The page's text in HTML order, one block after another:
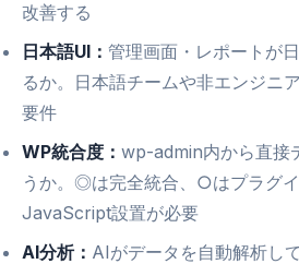
改善する
日本語UI： 管理画面・レポートが
るか。日本語チームや非エンジニ
要件
WP統合度： wp-admin内から直接
うか。◎は完全統合、○はプラグ
JavaScript設置が必要
AI分析： AIがデータを自動解析し